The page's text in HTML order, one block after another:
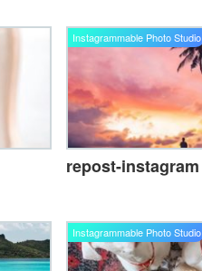
Instagrammable Photo Studio
repost-instagram
Instagrammable Photo Studio